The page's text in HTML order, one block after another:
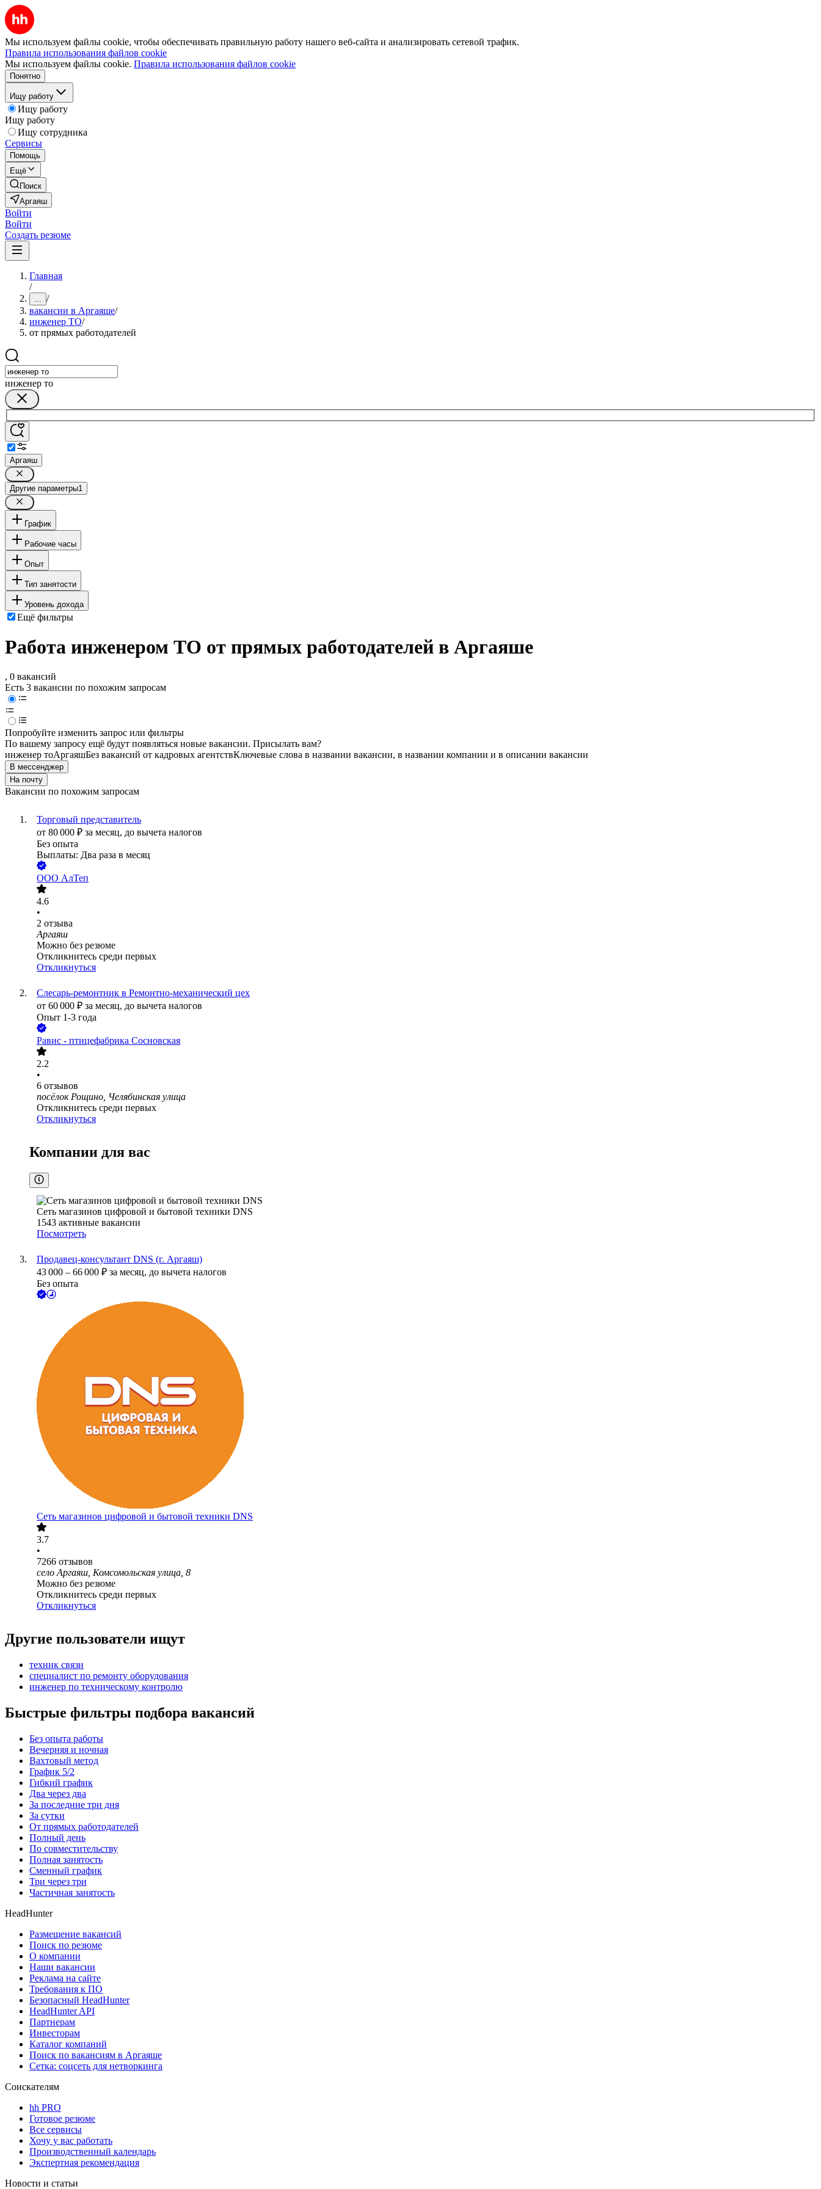
Мы используем файлы cookie, чтобы обеспечивать правильную работу нашего веб-сайта и анализировать сетевой трафик.
Правила использования файлов cookie
Мы используем файлы cookie. Правила использования файлов cookie
Понятно
Ищу работу
Ищу работу
Ищу работу
Ищу сотрудника
Сервисы
Помощь
Ещё
Поиск
Аргаяш
Войти
Войти
Создать резюме
Главная
/
... /
вакансии в Аргаяше/
инженер ТО/
от прямых работодателей
инженер то
Аргаяш
Другие параметры1
График
Рабочие часы
Опыт
Тип занятости
Уровень дохода
Ещё фильтры
Работа инженером ТО от прямых работодателей в Аргаяше
, 0 вакансий
Есть 3 вакансии по похожим запросам
Попробуйте изменить запрос или фильтры
По вашему запросу ещё будут появляться новые вакансии. Присылать вам?
инженер тоАргаяшБез вакансий от кадровых агентствКлючевые слова в названии вакансии, в названии компании и в описании вакансии
В мессенджер
На почту
Вакансии по похожим запросам
Торговый представитель
от 80 000 ₽ за месяц, до вычета налогов
Без опыта
Выплаты: Два раза в месяц
ООО АлТеп
4.6
•
2 отзыва
Аргаяш
Можно без резюме
Откликнитесь среди первых
Откликнуться
Слесарь-ремонтник в Ремонтно-механический цех
от 60 000 ₽ за месяц, до вычета налогов
Опыт 1-3 года
Равис - птицефабрика Сосновская
2.2
•
6 отзывов
посёлок Рощино, Челябинская улица
Откликнитесь среди первых
Откликнуться
Компании для вас
Сеть магазинов цифровой и бытовой техники DNS
1543 активные вакансии
Посмотреть
Продавец-консультант DNS (г. Аргаяш)
43 000 – 66 000 ₽ за месяц, до вычета налогов
Без опыта
Сеть магазинов цифровой и бытовой техники DNS
3.7
•
7266 отзывов
село Аргаяш, Комсомольская улица, 8
Можно без резюме
Откликнитесь среди первых
Откликнуться
Другие пользователи ищут
техник связи
специалист по ремонту оборудования
инженер по техническому контролю
Быстрые фильтры подбора вакансий
Без опыта работы
Вечерняя и ночная
Вахтовый метод
График 5/2
Гибкий график
Два через два
За последние три дня
За сутки
От прямых работодателей
Полный день
По совместительству
Полная занятость
Сменный график
Три через три
Частичная занятость
HeadHunter
Размещение вакансий
Поиск по резюме
О компании
Наши вакансии
Реклама на сайте
Требования к ПО
Безопасный HeadHunter
HeadHunter API
Партнерам
Инвесторам
Каталог компаний
Поиск по вакансиям в Аргаяше
Сетка: соцсеть для нетворкинга
Соискателям
hh PRO
Готовое резюме
Все сервисы
Хочу у вас работать
Производственный календарь
Экспертная рекомендация
Новости и статьи